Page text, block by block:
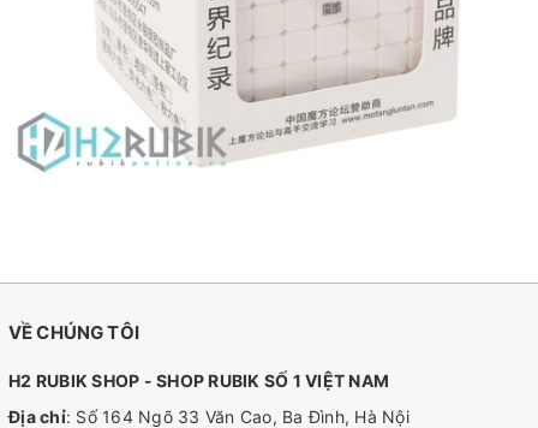
VỀ CHÚNG TÔI
H2 RUBIK SHOP - SHOP RUBIK SỐ 1 VIỆT NAM
Địa chỉ: Số 164 Ngõ 33 Văn Cao, Ba Đình, Hà Nội